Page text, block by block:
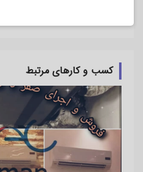
کسب و کارهای مرتبط